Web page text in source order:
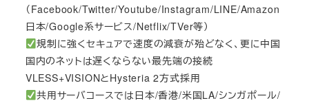
（Facebook/Twitter/Youtube/Instagram/LINE/Amazon
日本/Google系サービス/Netflix/TVer等）
規制に強くセキュアで速度の減衰が殆どなく、更に中国
国内のネットは遅くならない最先端の接続
VLESS+VISIONとHysteria 2方式採用
共用サーバコースでは日本/香港/米国LA/シンガポール/